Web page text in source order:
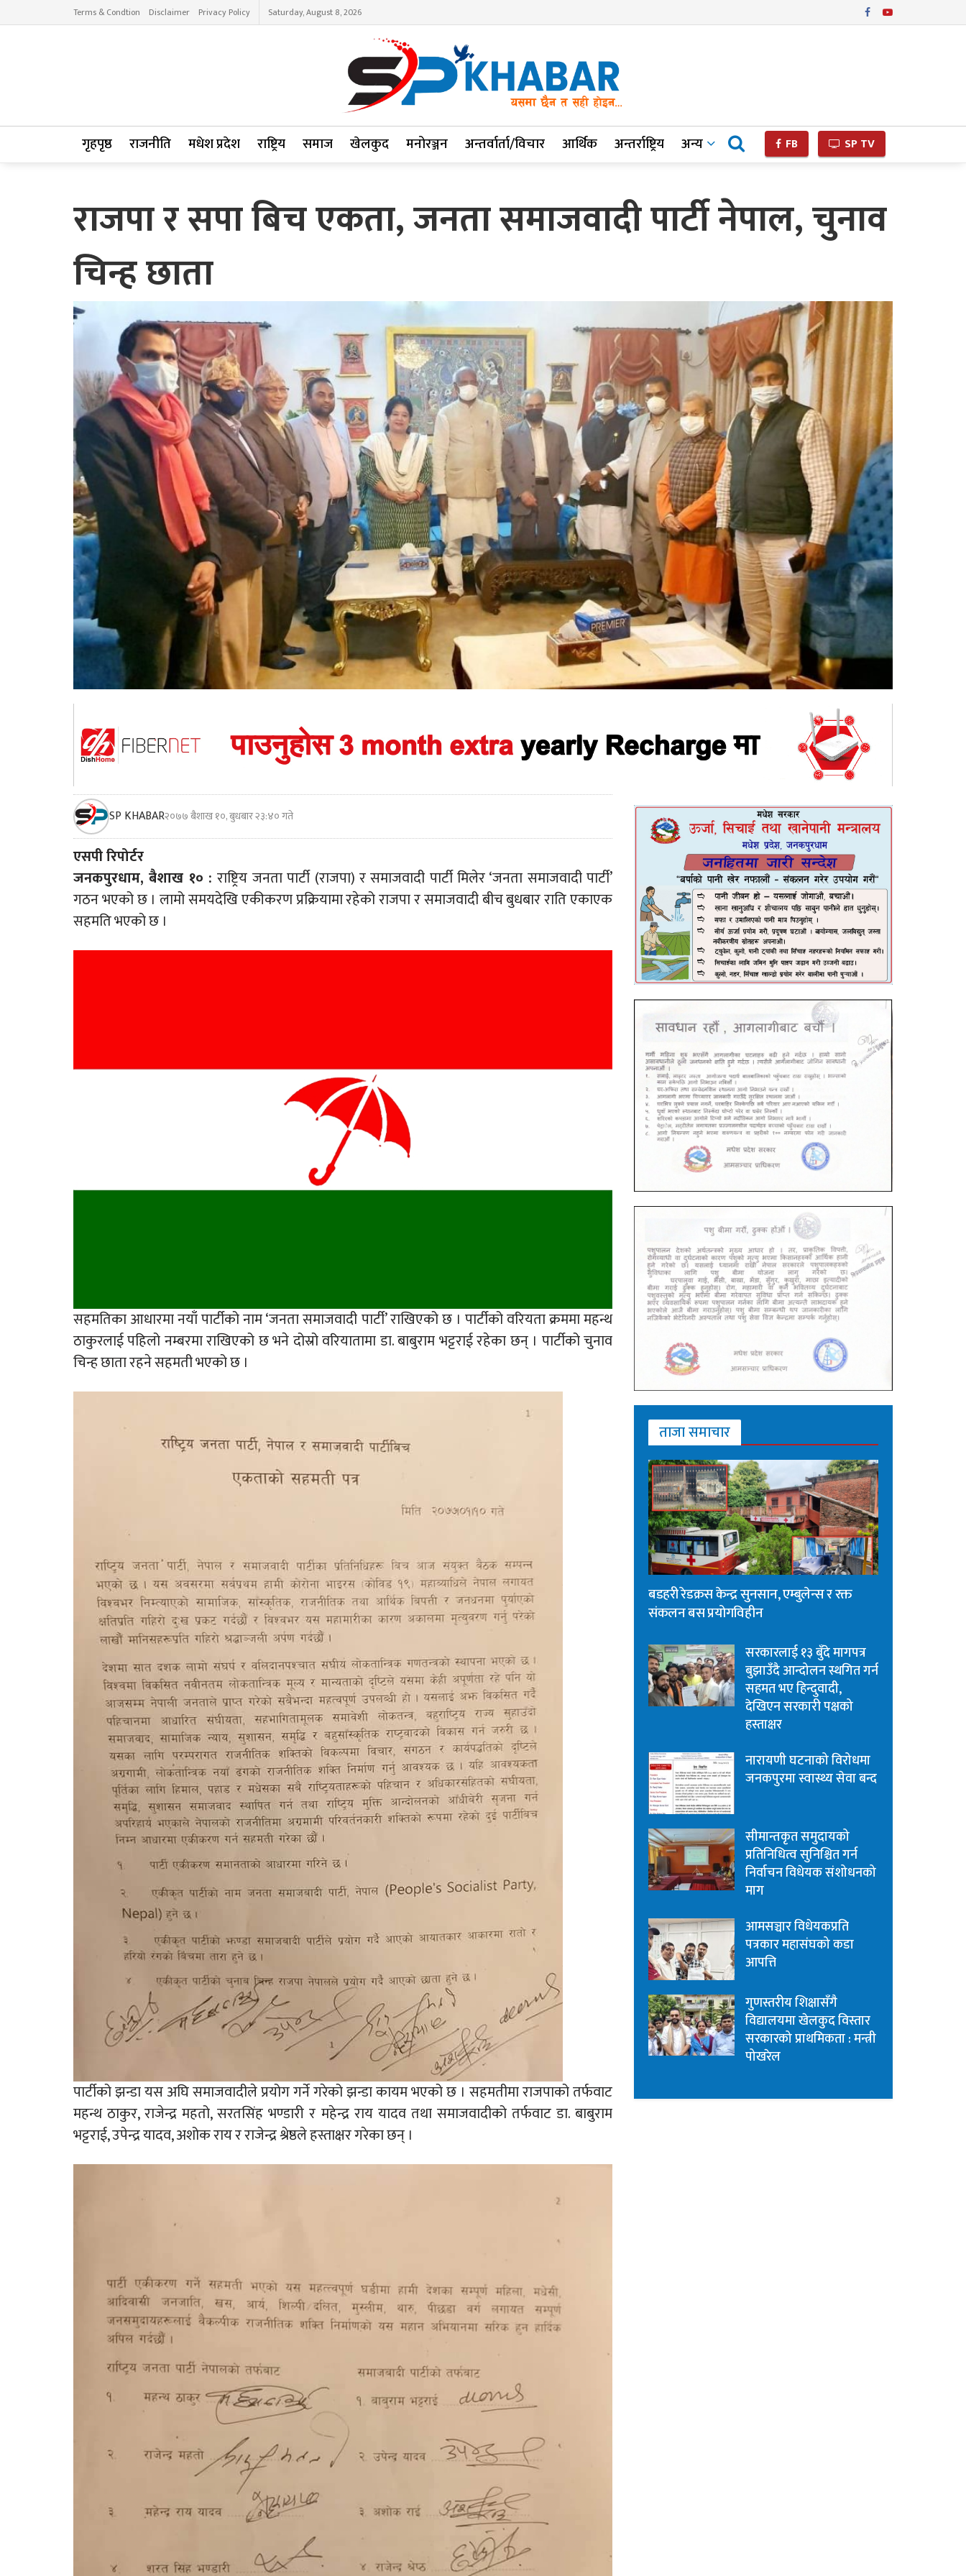
Terms & Condtion Disclaimer Privacy Policy Saturday, August 8, 2026
गृहपृष्ठ राजनीति मधेश प्रदेश राष्ट्रिय समाज खेलकुद मनोरञ्जन अन्तर्वार्ता/विचार आर्थिक अन्तर्राष्ट्रिय अन्य FB SP TV
राजपा र सपा बिच एकता, जनता समाजवादी पार्टी नेपाल, चुनाव
चिन्ह छाता
SP KHABAR२०७७ बैशाख १०, बुधबार २३:४० गते
एसपी रिपोर्टर
जनकपुरधाम, बैशाख १० :राष्ट्रिय जनता पार्टी (राजपा) र समाजवादी पार्टी मिलेर ‘जनता समाजवादी पार्टी’
गठन भएको छ । लामो समयदेखि एकीकरण प्रक्रियामा रहेको राजपा र समाजवादी बीच बुधबार राति एकाएक
सहमति भएको छ ।
सहमतिका आधारमा नयाँ पार्टीको नाम ‘जनता समाजवादी पार्टी’ राखिएको छ । पार्टीको वरियता क्रममा महन्थ
ठाकुरलाई पहिलो नम्बरमा राखिएको छ भने दोस्रो वरियातामा डा. बाबुराम भट्टराई रहेका छन् । पार्टीको चुनाव
चिन्ह छाता रहने सहमती भएको छ ।
पार्टीको झन्डा यस अघि समाजवादीले प्रयोग गर्ने गरेको झन्डा कायम भएको छ । सहमतीमा राजपाको तर्फवाट
महन्थ ठाकुर, राजेन्द्र महतो, सरतसिंह भण्डारी र महेन्द्र राय यादव तथा समाजवादीको तर्फवाट डा. बाबुराम
भट्टराई, उपेन्द्र यादव, अशोक राय र राजेन्द्र श्रेष्ठले हस्ताक्षर गरेका छन् ।
ताजा समाचार
बडहरी रेडक्रस केन्द्र सुनसान, एम्बुलेन्स र रक्त
संकलन बस प्रयोगविहीन
सरकारलाई १३ बुँदे मागपत्र
बुझाउँदै आन्दोलन स्थगित गर्न
सहमत भए हिन्दुवादी,
देखिएन सरकारी पक्षको
हस्ताक्षर
नारायणी घटनाको विरोधमा
जनकपुरमा स्वास्थ्य सेवा बन्द
सीमान्तकृत समुदायको
प्रतिनिधित्व सुनिश्चित गर्न
निर्वाचन विधेयक संशोधनको
माग
आमसञ्चार विधेयकप्रति
पत्रकार महासंघको कडा
आपत्ति
गुणस्तरीय शिक्षासँगै
विद्यालयमा खेलकुद विस्तार
सरकारको प्राथमिकता : मन्त्री
पोखरेल